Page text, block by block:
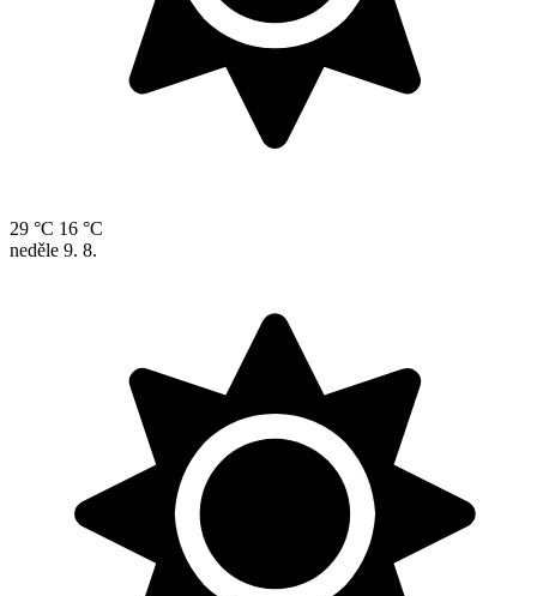
29 °C 16 °C
neděle 9. 8.